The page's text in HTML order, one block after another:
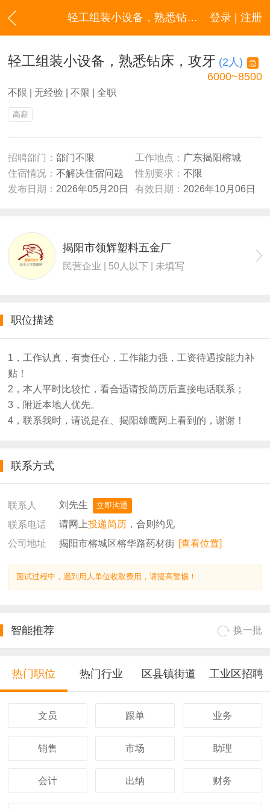
登录 | 注册
轻工组装小设备，熟悉钻床，攻牙
轻工组装小设备，熟悉钻床，攻牙 (2人) 急
6000~8500
不限 | 无经验 | 不限 | 全职
高薪
招聘部门： 部门不限 工作地点： 广东揭阳榕城
住宿情况： 不解决住宿问题 性别要求： 不限
发布日期： 2026年05月20日 有效日期： 2026年10月06日
揭阳市领辉塑料五金厂
民营企业 | 50人以下 | 未填写
职位描述
1，工作认真，有责任心，工作能力强，工资待遇按能力补
贴！
2，本人平时比较忙，看合适请投简历后直接电话联系；
3，附近本地人优先。
4，联系我时，请说是在、揭阳雄鹰网上看到的，谢谢！
联系方式
联系人 刘先生 立即沟通
联系电话 请网上投递简历，合则约见
公司地址
揭阳市榕城区榕华路药材街 [查看位置]
面试过程中，遇到用人单位收取费用，请提高警惕！
智能推荐 换一批
热门职位 热门行业 区县镇街道 工业区招聘
文员 跟单 业务
销售 市场 助理
会计 出纳 财务